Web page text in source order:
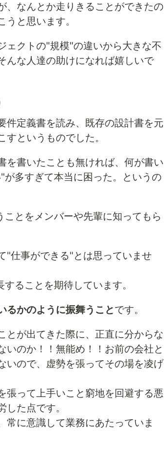
、なんとか走りきることができたの
と思います。
ェクトの"規模"の違いから大きな不
んな人達の助けになれば嬉しいで
件定義書を読み、既存の設計書を元
というものでした。
を書いたことも無ければ、何が書い
多すぎて本当に困った。というの
とをメンバーや先輩に知ってもら
"仕事ができる"とは思っていませ
ることを期待しています。
るかのように振舞うことです。
とが出てきた際に、正直に分からな
いのか！！無能め！！お前の会社と
いので、虚勢を張ってその場を凌げ
張って上手いこと窮地を回避する悪
た点です。
に意識して業務にあたっていま